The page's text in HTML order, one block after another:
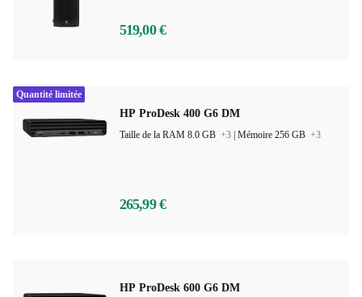
519,00 €
HP ProDesk 400 G6 DM
Taille de la RAM 8.0 GB +3 Mémoire 256 GB +3
265,99 €
Quantité limitée
HP ProDesk 600 G6 DM